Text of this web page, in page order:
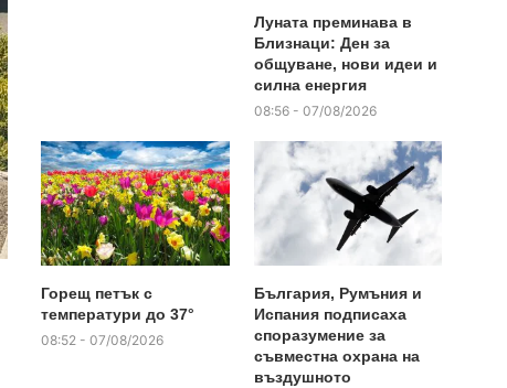
Луната преминава в
Близнаци: Ден за
общуване, нови идеи и
силна енергия
08:56 - 07/08/2026
Горещ петък с
температури до 37°
08:52 - 07/08/2026
България, Румъния и
Испания подписаха
споразумение за
съвместна охрана на
въздушното